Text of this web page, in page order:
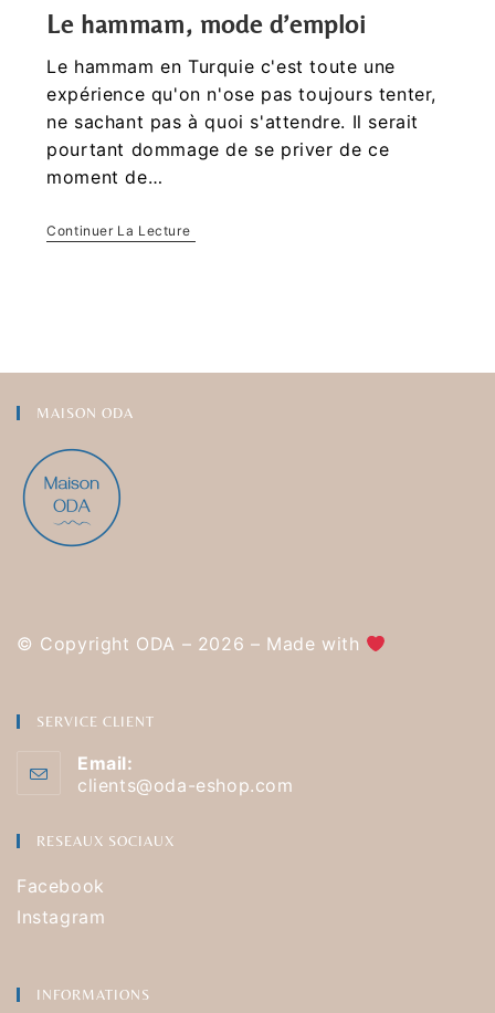
Le hammam, mode d’emploi
Le hammam en Turquie c'est toute une
expérience qu'on n'ose pas toujours tenter,
ne sachant pas à quoi s'attendre. Il serait
pourtant dommage de se priver de ce
moment de…
Continuer La Lecture
MAISON ODA
© Copyright ODA – 2026 – Made with
SERVICE CLIENT
Email:
clients@oda-eshop.com
RESEAUX SOCIAUX
Facebook
Instagram
INFORMATIONS